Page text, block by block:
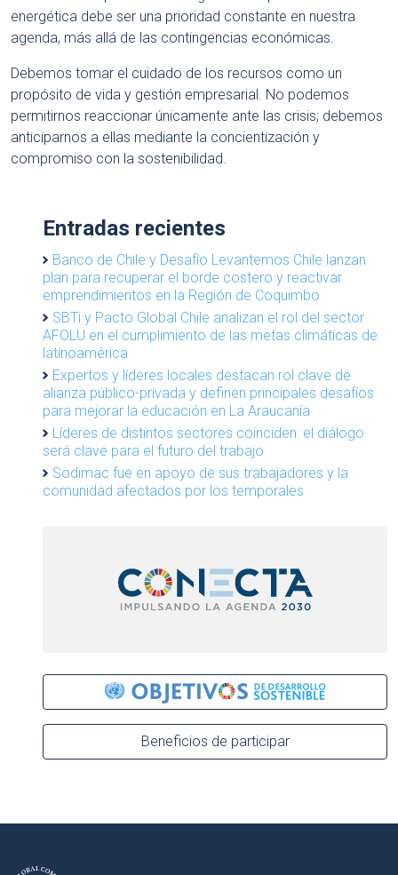
energética debe ser una prioridad constante en nuestra
agenda, más allá de las contingencias económicas.
Debemos tomar el cuidado de los recursos como un
propósito de vida y gestión empresarial. No podemos
permitirnos reaccionar únicamente ante las crisis; debemos
anticiparnos a ellas mediante la concientización y
compromiso con la sostenibilidad.
Entradas recientes
Banco de Chile y Desafío Levantemos Chile lanzan
plan para recuperar el borde costero y reactivar
emprendimientos en la Región de Coquimbo
SBTi y Pacto Global Chile analizan el rol del sector
AFOLU en el cumplimiento de las metas climáticas de
latinoamérica
Expertos y líderes locales destacan rol clave de
alianza público-privada y definen principales desafíos
para mejorar la educación en La Araucanía
Líderes de distintos sectores coinciden: el diálogo
será clave para el futuro del trabajo
Sodimac fue en apoyo de sus trabajadores y la
comunidad afectados por los temporales
Beneficios de participar